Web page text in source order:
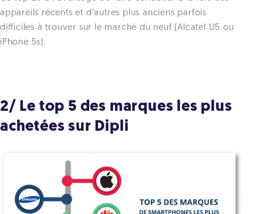
appareils récents et d’autres plus anciens parfois
difficiles à trouver sur le marché du neuf (Alcatel U5 ou
iPhone 5s).
2/ Le top 5 des marques les plus
achetées sur Dipli